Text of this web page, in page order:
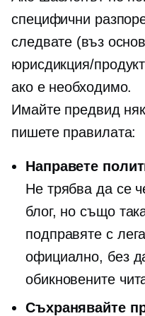
специфични
следвате (въз
юрисдикция/
ако е необходимо.
Имайте предвид
пишете правилата:
Направете
Не трябва да се
блог, но също
подправяте с
официално, без
обикновените
Съхранявайте